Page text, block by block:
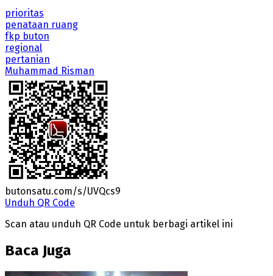
prioritas
penataan ruang
fkp buton
regional
pertanian
Muhammad Risman
butonsatu.com/s/UVQcs9
Unduh QR Code
Scan atau unduh QR Code untuk berbagi artikel ini
Baca Juga